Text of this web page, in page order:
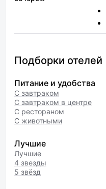
Подборки отелей
Питание и удобства
С завтраком
С завтраком в центре
С рестораном
С животными
Лучшие
Лучшие
4 звезды
5 звёзд